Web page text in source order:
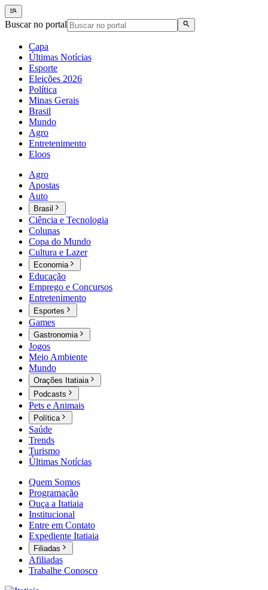
Buscar no portal
Capa
Últimas Notícias
Esporte
Eleições 2026
Política
Minas Gerais
Brasil
Mundo
Agro
Entretenimento
Eloos
Agro
Apostas
Auto
Brasil
Ciência e Tecnologia
Colunas
Copa do Mundo
Cultura e Lazer
Economia
Educação
Emprego e Concursos
Entretenimento
Esportes
Games
Gastronomia
Jogos
Meio Ambiente
Mundo
Orações Itatiaia
Podcasts
Pets e Animais
Política
Saúde
Trends
Turismo
Últimas Notícias
Quem Somos
Programação
Ouça a Itatiaia
Institucional
Entre em Contato
Expediente Itatiaia
Filiadas
Afiliadas
Trabalhe Conosco